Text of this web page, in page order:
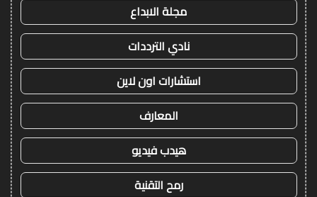
مجلة الابداع
نادي الترددات
استشارات اون لاين
المعارف
هيدب فيديو
رمح التقنية